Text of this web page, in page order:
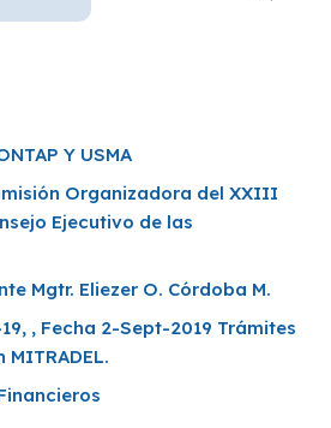
Y USMA
Organizadora del XXIII
Ejecutivo de las
Mgtr. Eliezer O. Córdoba M.
, Fecha 2-Sept-2019 Trámites